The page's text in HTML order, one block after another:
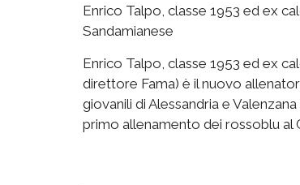
Enrico Talpo, classe 1953 ed ex
Sandamianese
Enrico Talpo, classe 1953 ed ex
direttore Fama) è il nuovo
giovanili di Alessandria e
primo allenamento dei rossoblu al